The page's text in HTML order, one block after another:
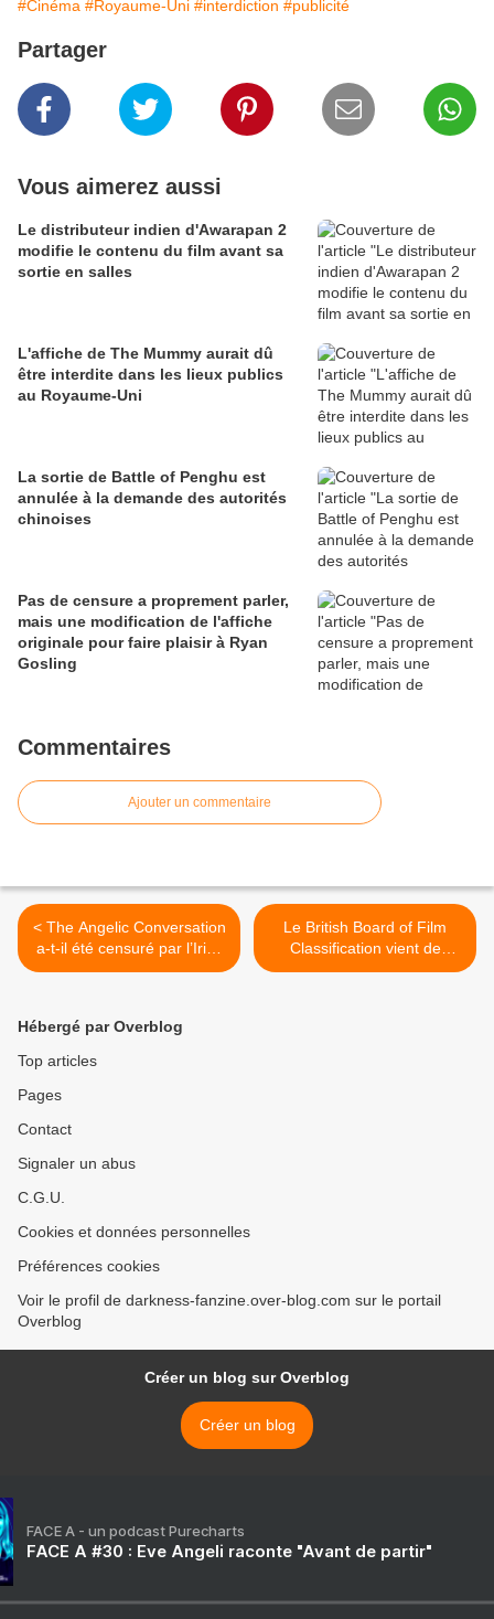
#Cinéma #Royaume-Uni #interdiction #publicité
Partager
Vous aimerez aussi
Le distributeur indien d'Awarapan 2
modifie le contenu du film avant sa
sortie en salles
L'affiche de The Mummy aurait dû
être interdite dans les lieux publics
au Royaume-Uni
La sortie de Battle of Penghu est
annulée à la demande des autorités
chinoises
Pas de censure a proprement parler,
mais une modification de l'affiche
originale pour faire plaisir à Ryan
Gosling
Commentaires
Ajouter un commentaire
< The Angelic Conversation
a-t-il été censuré par l’Irish
Museum of Modern Art ?
Le British Board of Film
Classification vient de
publier son rapport
Hébergé par Overblog
Top articles
Pages
Contact
Signaler un abus
C.G.U.
Cookies et données personnelles
Préférences cookies
Voir le profil de darkness-fanzine.over-blog.com sur le portail
Overblog
Créer un blog sur Overblog
Créer un blog
FACE A - un podcast Purecharts
FACE A #30 : Eve Angeli raconte "Avant de partir"